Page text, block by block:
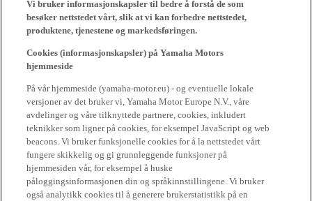
Vi bruker informasjonskapsler til bedre å forstå de som
besøker nettstedet vårt, slik at vi kan forbedre nettstedet,
produktene, tjenestene og markedsføringen.
Cookies (informasjonskapsler) på Yamaha Motors
hjemmeside
På vår hjemmeside (yamaha-motor.eu) - og eventuelle lokale
versjoner av det bruker vi, Yamaha Motor Europe N.V., våre
avdelinger og våre tilknyttede partnere, cookies, inkludert
teknikker som ligner på cookies, for eksempel JavaScript og web
beacons. Vi bruker funksjonelle cookies for å la nettstedet vårt
fungere skikkelig og gi grunnleggende funksjoner på
hjemmesiden vår, for eksempel å huske
påloggingsinformasjonen din og språkinnstillingene. Vi bruker
også analytikk cookies til å generere brukerstatistikk på en